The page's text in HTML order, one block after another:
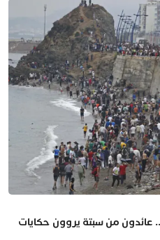
عائدون من سبتة يروون حكايات